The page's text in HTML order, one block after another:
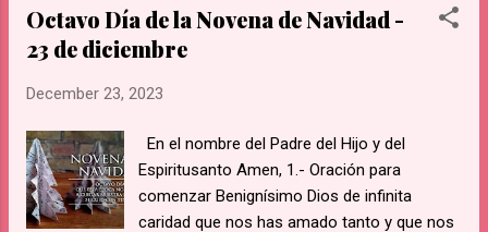
el esfuerzo sincero para hacer de este
mundo tuyo y nuestro, un mundo más justo,
como hermanos. Concédenos, Señor, tu
esta Navidad, fiesta de paz y alegría, sea
para nuestra comunidad un estímulo, a fin de
que, viviendo como hermanos, busquemos
Octavo Día de la Novena de Navidad -
23 de diciembre
December 23, 2023
En el nombre del Padre del Hijo y del
Espiritusanto Amen, 1.- Oración para
comenzar Benignísimo Dios de infinita
caridad que nos has amado tanto y que nos